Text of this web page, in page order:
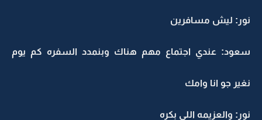
نور: ليش مسافرين
سعود: عندي اجتماع مهم هناك وبنمدد السفره كم يوم
نغير جو انا وامك
نور: والعزيمه اللي بكره